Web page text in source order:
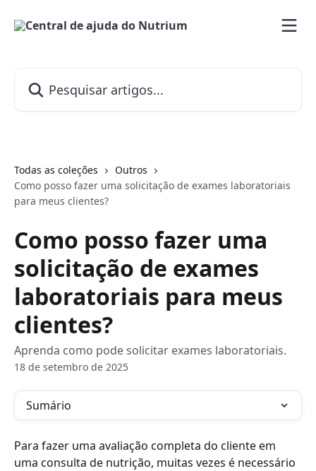
Todas as coleções
Outros
Como posso fazer uma solicitação de exames laboratoriais
para meus clientes?
Como posso fazer uma
solicitação de exames
laboratoriais para meus
clientes?
Aprenda como pode solicitar exames laboratoriais.
18 de setembro de 2025
Sumário
Para fazer uma avaliação completa do cliente em
uma consulta de nutrição, muitas vezes é necessário